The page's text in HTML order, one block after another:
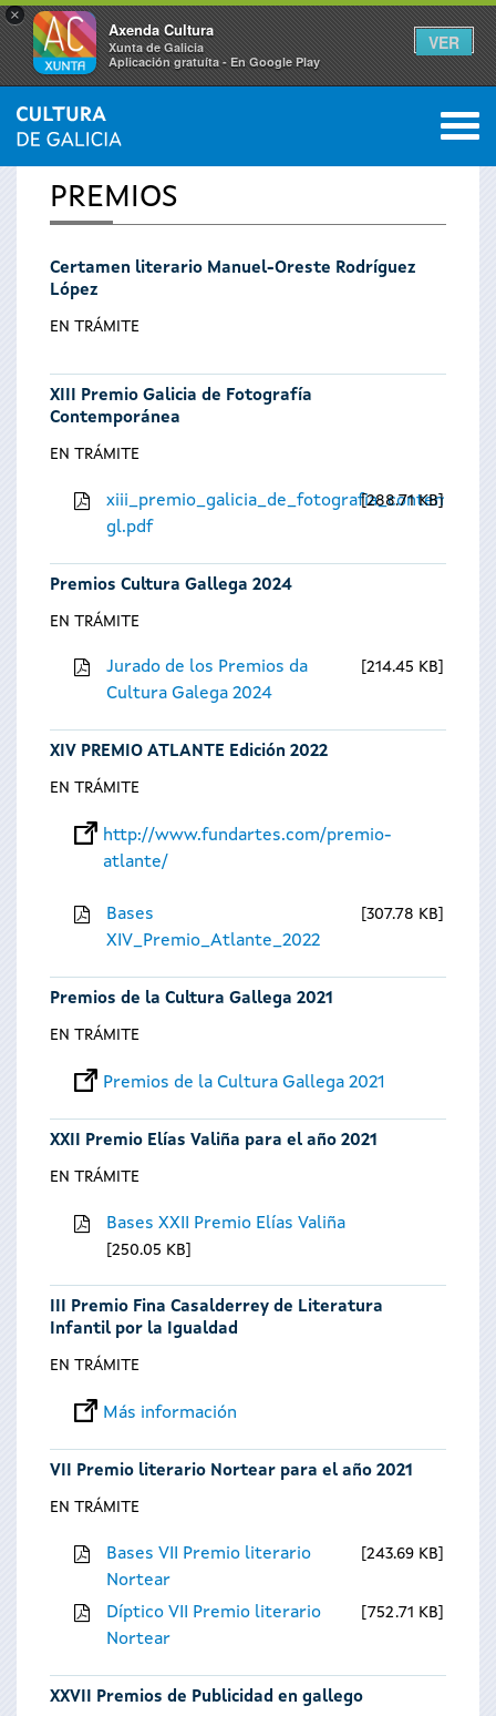
×
Axenda Cultura
Xunta de Galicia
Aplicación gratuíta - En Google Play
VER
Se
encuentra
usted
aquí
INICIO 0
PREMIOS
Certamen literario Manuel-Oreste Rodríguez
López
EN TRÁMITE
XIII Premio Galicia de Fotografía
Contemporánea
EN TRÁMITE
gl.pdf
288.71 KB
Premios Cultura Gallega 2024
EN TRÁMITE
Jurado de los Premios da
Cultura Galega 2024
214.45 KB
XIV PREMIO ATLANTE Edición 2022
EN TRÁMITE
http://www.fundartes.com/premio-
atlante/
Bases
XIV_Premio_Atlante_2022
307.78 KB
Premios de la Cultura Gallega 2021
EN TRÁMITE
Premios de la Cultura Gallega 2021
XXII Premio Elías Valiña para el año 2021
EN TRÁMITE
Bases XXII Premio Elías Valiña
250.05 KB
III Premio Fina Casalderrey de Literatura
Infantil por la Igualdad
EN TRÁMITE
Más información
VII Premio literario Nortear para el año 2021
EN TRÁMITE
Bases VII Premio literario
Nortear
243.69 KB
Díptico VII Premio literario
Nortear
752.71 KB
XXVII Premios de Publicidad en gallego